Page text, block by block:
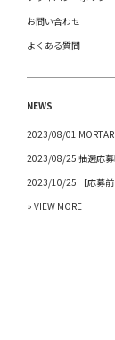
お問い合わせ
よくある質問
NEWS
2023/08/01 MORTAR
2023/08/25 抽選応募
2023/10/25 【応募前
» VIEW MORE